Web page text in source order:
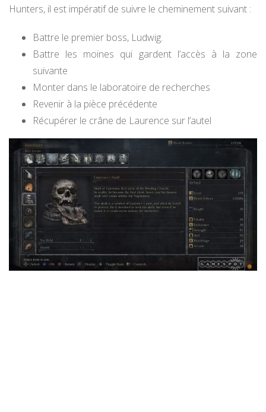
Hunters, il est impératif de suivre le cheminement suivant :
Battre le premier boss, Ludwig.
Battre les moines qui gardent l’accès à la zone
suivante
Monter dans le laboratoire de recherches
Revenir à la pièce précédente
Récupérer le crâne de Laurence sur l’autel